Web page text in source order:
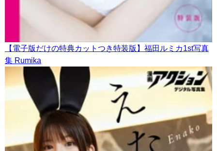
【電子版だけの特典カットつき特装版】福田ルミカ1st写真
集 Rumika